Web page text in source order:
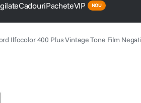
CadouriPacheteVIP
Ilfocolor 400 Plus Vintage Tone Film